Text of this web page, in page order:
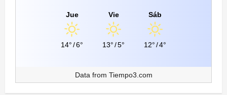
Jue
14°/6°
Vie
13°/5°
Sáb
12°/4°
Data from Tiempo3.com